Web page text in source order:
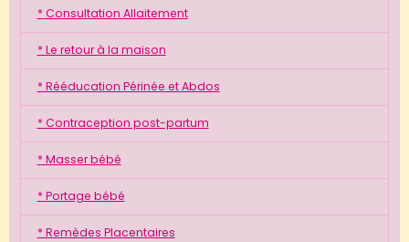
* Consultation Allaitement
* Le retour à la maison
* Rééducation Périnée et Abdos
* Contraception post-partum
* Masser bébé
* Portage bébé
* Remèdes Placentaires